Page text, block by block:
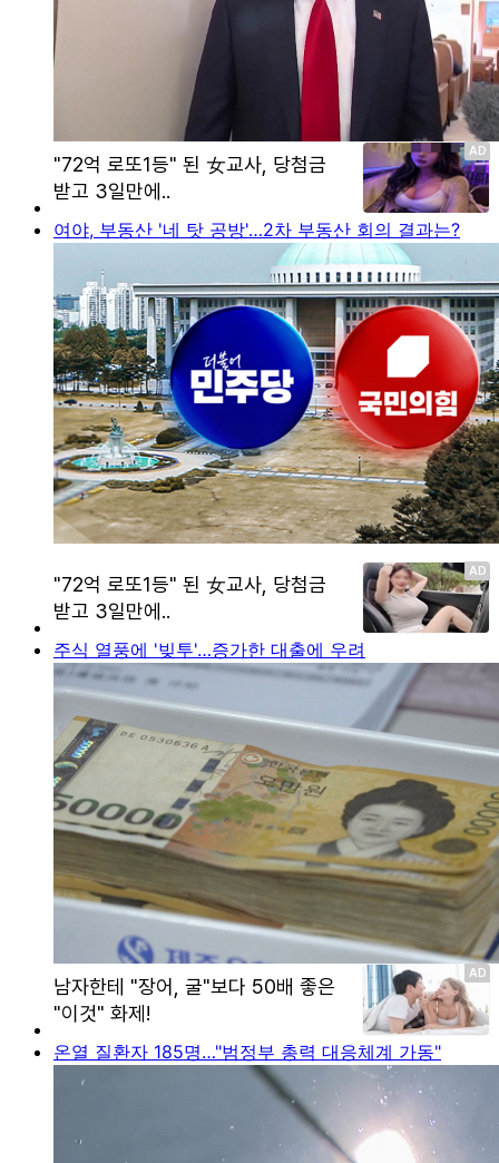
여야, 부동산 '네 탓 공방'…2차 부동산 회의 결과는?
주식 열풍에 '빚투'…증가한 대출에 우려
온열 질환자 185명…"범정부 총력 대응체계 가동"